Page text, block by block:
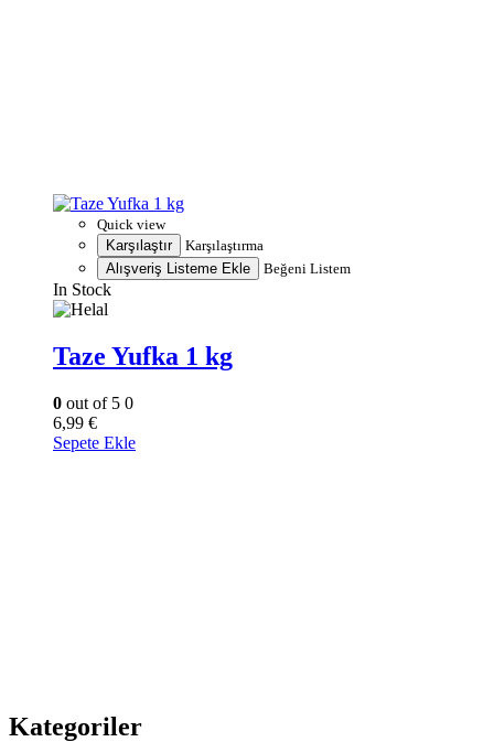
Quick view
Karşılaştır
Karşılaştırma
Alışveriş Listeme Ekle
Beğeni Listem
In Stock
Taze Yufka 1 kg
0 out of 5 0
6,99 €
Sepete Ekle
Kategoriler